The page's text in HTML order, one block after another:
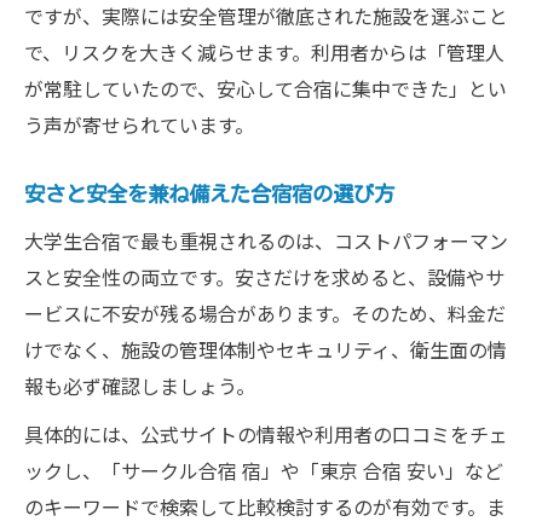
ですが、実際には安全管理が徹底された施設を選ぶこと
で、リスクを大きく減らせます。利用者からは「管理人
が常駐していたので、安心して合宿に集中できた」とい
う声が寄せられています。
安さと安全を兼ね備えた合宿宿の選び方
大学生合宿で最も重視されるのは、コストパフォーマン
スと安全性の両立です。安さだけを求めると、設備やサ
ービスに不安が残る場合があります。そのため、料金だ
けでなく、施設の管理体制やセキュリティ、衛生面の情
報も必ず確認しましょう。
具体的には、公式サイトの情報や利用者の口コミをチェ
ックし、「サークル合宿 宿」や「東京 合宿 安い」など
のキーワードで検索して比較検討するのが有効です。ま